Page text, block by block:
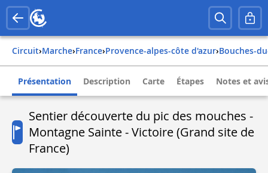
Circuit› Marche› france› provence-alpes-côte d'azur› bouches-
Présentation Description Carte Étapes Notes et
Sentier découverte du pic des mouches -
Montagne Sainte - Victoire (Grand site de
France)